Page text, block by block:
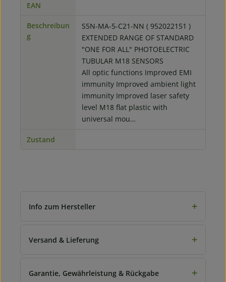
EAN
Beschreibun
g
S5N-MA-5-C21-NN ( 952022151 )
EXTENDED RANGE OF STANDARD
"ONE FOR ALL" PHOTOELECTRIC
TUBULAR M18 SENSORS
All optic functions Improved EMI
immunity Improved ambient light
immunity Improved laser safety
level M18 flat plastic with
universal mou…
Zustand
Info zum Hersteller +
Versand & Lieferung +
Garantie, Gewährleistung & Rückgabe +